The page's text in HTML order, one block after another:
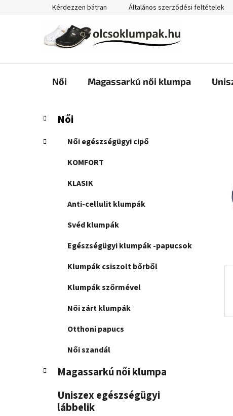
tartalomhoz
Kérdezzen bátran Általános szerződési feltételek
Női Magassarkú női klumpa
O
d
Kategóriák
átugrása
K
a
e
Női
Női egészségügyi cipő
KOMFORT
KLASIK
Anti-cellulit klumpák
Svéd klumpák
Egészségügyi klumpák -papucsok
Klumpák csiszolt bőrből
Klumpák szőrmével
Női zárt klumpák
Otthoni papucs
Női szandál
Magassarkú női klumpa
Uniszex egészségügyi
lábbelik